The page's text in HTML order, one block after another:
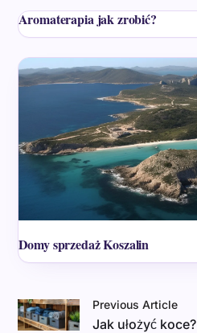
Aromaterapia jak zrobić?
Domy sprzedaż Koszalin
Previous Article
Jak ułożyć koce?